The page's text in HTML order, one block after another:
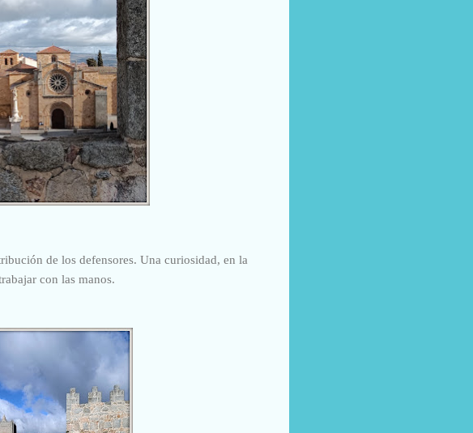
de los defensores. Una curiosidad, en la
con las manos.